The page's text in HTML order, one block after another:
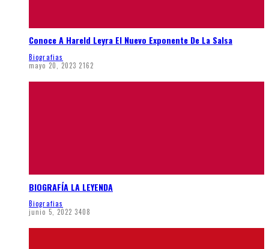
Conoce A Hareld Leyra El Nuevo Exponente De La Salsa
Biografias
mayo 20, 2023 2162
BIOGRAFÍA LA LEYENDA
Biografias
junio 5, 2022 3408